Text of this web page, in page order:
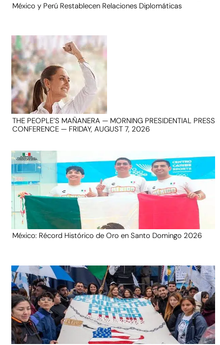
México y Perú Restablecen Relaciones Diplomáticas
THE PEOPLE’S MAÑANERA — MORNING PRESIDENTIAL PRESS
CONFERENCE — FRIDAY, AUGUST 7, 2026
México: Récord Histórico de Oro en Santo Domingo 2026